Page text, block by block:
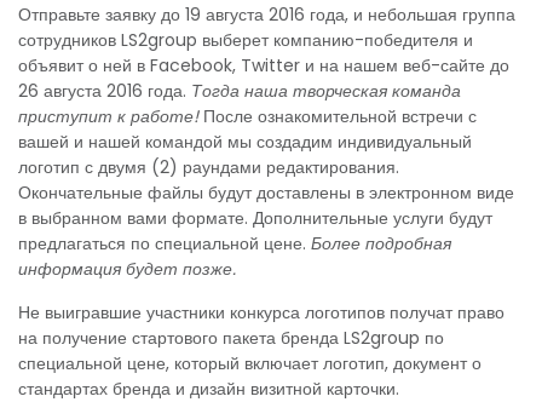
Отправьте заявку до 19 августа 2016 года, и небольшая группа
сотрудников LS2group выберет компанию-победителя и
объявит о ней в Facebook, Twitter и на нашем веб-сайте до
26 августа 2016 года. Тогда наша творческая команда
приступит к работе!После ознакомительной встречи с
вашей и нашей командой мы создадим индивидуальный
логотип с двумя (2) раундами редактирования.
Окончательные файлы будут доставлены в электронном виде
в выбранном вами формате. Дополнительные услуги будут
предлагаться по специальной цене. Более подробная
информация будет позже.
Не выигравшие участники конкурса логотипов получат право
на получение стартового пакета бренда LS2group по
специальной цене, который включает логотип, документ о
стандартах бренда и дизайн визитной карточки.